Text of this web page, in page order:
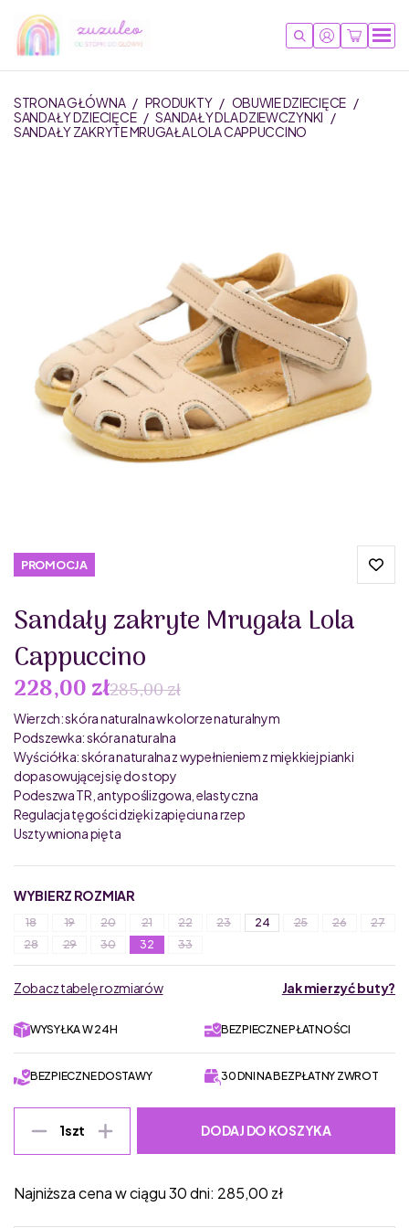
STRONA GŁÓWNA / PRODUKTY / OBUWIE DZIECIĘCE /
SANDAŁY DZIECIĘCE / SANDAŁY DLA DZIEWCZYNKI /
SANDAŁY ZAKRYTE MRUGAŁA LOLA CAPPUCCINO
PROMOCJA
Sandały zakryte Mrugała Lola
Cappuccino
228,00 zł285,00 zł
Wierzch: skóra naturalna w kolorze naturalnym
Podszewka: skóra naturalna
Wyściółka: skóra naturalna z wypełnieniem z miękkiej pianki
dopasowującej się do stopy
Podeszwa TR, antypoślizgowa, elastyczna
Regulacja tęgości dzięki zapięciu na rzep
Usztywniona pięta
WYBIERZ ROZMIAR
18 19 20 21 22 23 24 25 26
27
28
29 30 32 33
Zobacz tabelę rozmiarów Jak mierzyć buty?
WYSYŁKA W 24H BEZPIECZNE PŁATNOŚCI
BEZPIECZNE DOSTAWY 30 DNI NA BEZPŁATNY ZWROT
1szt DODAJ DO KOSZYKA
Najniższa cena w ciągu 30 dni: 285,00 zł